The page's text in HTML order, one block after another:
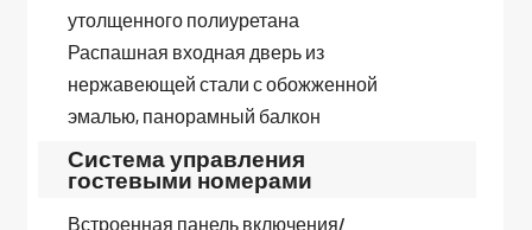
утолщенного полиуретана
Распашная входная дверь из
нержавеющей стали с обожженной
эмалью, панорамный балкон
Система управления
гостевыми номерами
Встроенная панель включения/